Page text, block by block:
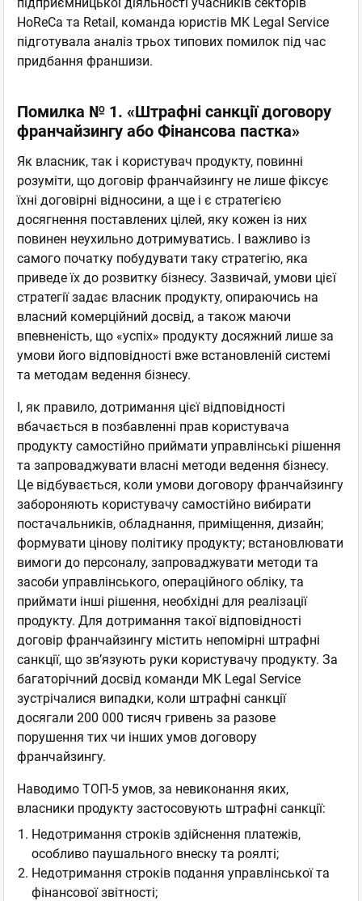
HoReCa та Retail, команда юристів MK Legal Service
підготувала аналіз трьох типових помилок під час
придбання франшизи.
Помилка № 1. «Штрафні санкції договору
франчайзингу або Фінансова пастка»
Як власник, так і користувач продукту, повинні
розуміти, що договір франчайзингу не лише фіксує
їхні договірні відносини, а ще і є стратегією
досягнення поставлених цілей, яку кожен із них
повинен неухильно дотримуватись. І важливо із
самого початку побудувати таку стратегію, яка
приведе їх до розвитку бізнесу. Зазвичай, умови цієї
стратегії задає власник продукту, опираючись на
власний комерційний досвід, а також маючи
впевненість, що «успіх» продукту досяжний лише за
умови його відповідності вже встановленій системі
та методам ведення бізнесу.
І, як правило, дотримання цієї відповідності
вбачається в позбавленні прав користувача
продукту самостійно приймати управлінські рішення
та запроваджувати власні методи ведення бізнесу.
Це відбувається, коли умови договору франчайзингу
забороняють користувачу самостійно вибирати
постачальників, обладнання, приміщення, дизайн;
формувати цінову політику продукту; встановлювати
вимоги до персоналу, запроваджувати методи та
засоби управлінського, операційного обліку, та
приймати інші рішення, необхідні для реалізації
продукту. Для дотримання такої відповідності
договір франчайзингу містить непомірні штрафні
санкції, що зв’язують руки користувачу продукту. За
багаторічний досвід команди MK Legal Service
зустрічалися випадки, коли штрафні санкції
досягали 200 000 тисяч гривень за разове
порушення тих чи інших умов договору
франчайзингу.
Наводимо ТОП-5 умов, за невиконання яких,
власники продукту застосовують штрафні санкції:
Недотримання строків здійснення платежів,
особливо паушального внеску та роялті;
Недотримання строків подання управлінської та
фінансової звітності;